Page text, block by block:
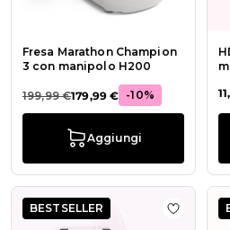
Fresa Marathon Champion
3 con manipolo H200
199,99 €179,99 € -10%
Aggiungi
ml
BESTSELLER